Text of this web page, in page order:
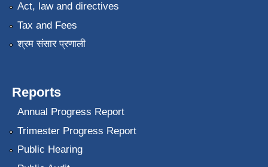
Act, law and directives
Tax and Fees
श्रम संसार प्रणाली
Reports
Annual Progress Report
Trimester Progress Report
Public Hearing